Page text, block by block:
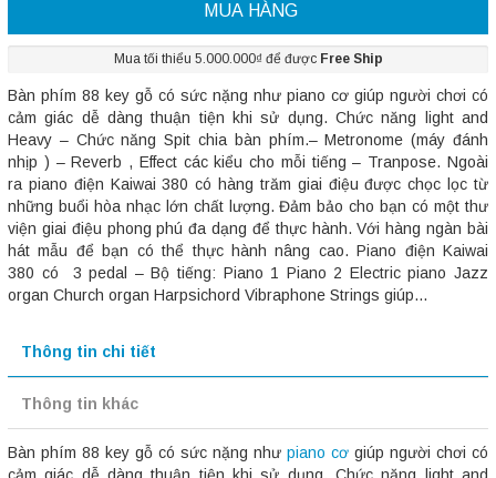
MUA HÀNG
Mua tối thiểu 5.000.000₫ để được Free Ship
Bàn phím 88 key gỗ có sức nặng như piano cơ giúp người chơi có
cảm giác dễ dàng thuận tiện khi sử dụng. Chức năng light and
Heavy – Chức năng Spit chia bàn phím.– Metronome (máy đánh
nhịp ) – Reverb , Effect các kiểu cho mỗi tiếng – Tranpose. Ngoài
ra piano điện Kaiwai 380 có hàng trăm giai điệu được chọc lọc từ
những buổi hòa nhạc lớn chất lượng. Đảm bảo cho bạn có một thư
viện giai điệu phong phú đa dạng để thực hành. Với hàng ngàn bài
hát mẫu để bạn có thể thực hành nâng cao. Piano điện Kaiwai
380 có 3 pedal – Bộ tiếng: Piano 1 Piano 2 Electric piano Jazz
organ Church organ Harpsichord Vibraphone Strings giúp...
Thông tin chi tiết
Thông tin khác
Bàn phím 88 key gỗ có sức nặng như piano cơ giúp người chơi có